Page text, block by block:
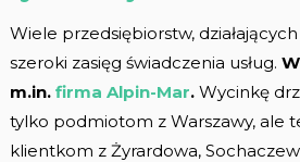
Wiele przedsiębiorstw,
szeroki zasięg świadczenia usług.
m.in. firma Alpin-Mar.Wycinkę
tylko podmiotom z Warszawy, ale
klientkom z Żyrardowa,